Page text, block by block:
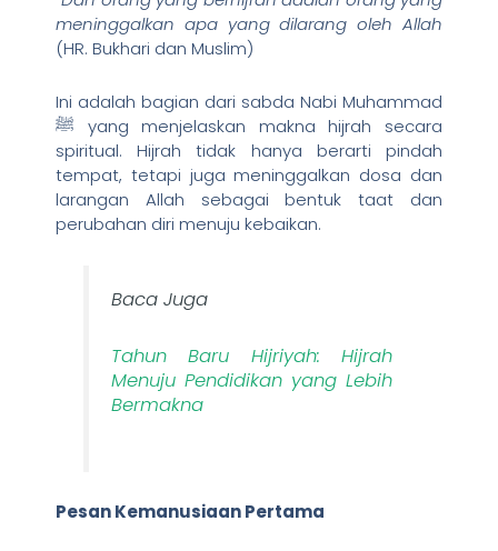
meninggalkan apa yang dilarang oleh Allah
(HR. Bukhari dan Muslim)
Ini adalah bagian dari sabda Nabi Muhammad
ﷺ yang menjelaskan makna hijrah secara
spiritual. Hijrah tidak hanya berarti pindah
tempat, tetapi juga meninggalkan dosa dan
larangan Allah sebagai bentuk taat dan
perubahan diri menuju kebaikan.
Baca Juga
Tahun Baru Hijriyah: Hijrah
Menuju Pendidikan yang Lebih
Bermakna
Pesan Kemanusiaan Pertama